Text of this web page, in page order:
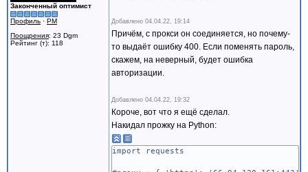
Request.Accept := '*/*';
Request.AcceptEncoding := 'gzip,
Request.ContentType := 'text/
Request.AcceptLanguage := 'ru-
Request.Connection := 'keep-alive';
Request.Referer := DefaultReferer;
begin
if not Assigned(TransparentProxy)
TransparentProxy :=
begin
TransparentProxy.Host := Host;
TransparentProxy.Port :=
TransparentProxy.Username :=
Законченный оптимист
Профиль · PM
Поощрения: 23 Dgm
Рейтинг (т): 118
Добавлено 04.04.22, 19:14
Причём, с прокси он соединяется, но почему-
то выдаёт ошибку 400. Если поменять пароль,
скажем, на неверный, будет ошибка
авторизации.
Добавлено 04.04.22, 19:32
Короче, вот что я ещё сделал.
Накидал прожку на Python:
import requests